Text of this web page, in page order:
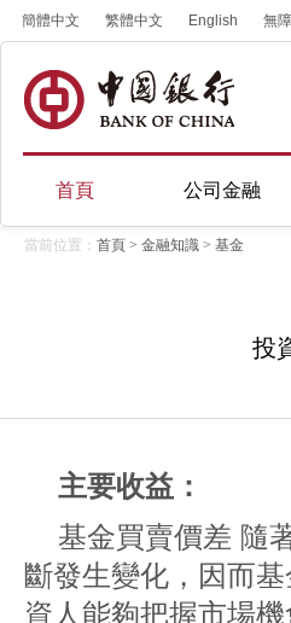
簡體中文 繁體中文 English 無
首頁 公司金融
當前位置： 首頁 > 金融知識 > 基金
投
主要收益：
基金買賣價差 隨
斷發生變化，因而
資人能夠把握市場